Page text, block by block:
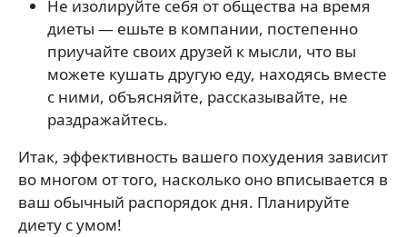
Не изолируйте себя от общества на время
диеты — ешьте в компании, постепенно
приучайте своих друзей к мысли, что вы
можете кушать другую еду, находясь вместе
с ними, объясняйте, рассказывайте, не
раздражайтесь.
Итак, эффективность вашего похудения зависит
во многом от того, насколько оно вписывается в
ваш обычный распорядок дня. Планируйте
диету с умом!